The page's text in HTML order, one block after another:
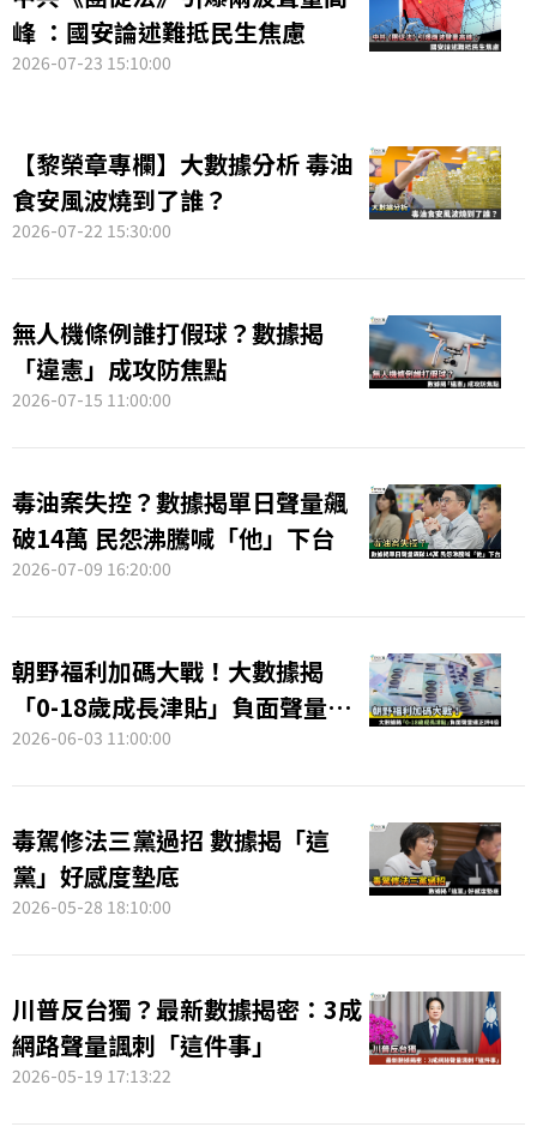
峰 ：國安論述難抵民生焦慮
2026-07-23 15:10:00
【黎榮章專欄】大數據分析 毒油
食安風波燒到了誰？
2026-07-22 15:30:00
無人機條例誰打假球？數據揭
「違憲」成攻防焦點
2026-07-15 11:00:00
毒油案失控？數據揭單日聲量飆
破14萬 民怨沸騰喊「他」下台
2026-07-09 16:20:00
朝野福利加碼大戰！大數據揭
「0-18歲成長津貼」負面聲量達
正評4倍
2026-06-03 11:00:00
毒駕修法三黨過招 數據揭「這
黨」好感度墊底
2026-05-28 18:10:00
川普反台獨？最新數據揭密：3成
網路聲量諷刺「這件事」
2026-05-19 17:13:22